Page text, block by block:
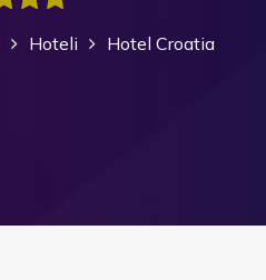
Hoteli Hotel Croatia